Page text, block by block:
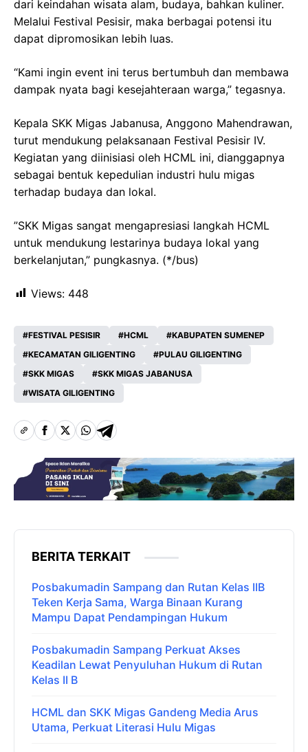
dari keindahan wisata alam, budaya, bahkan kuliner.
Melalui Festival Pesisir, maka berbagai potensi itu
dapat dipromosikan lebih luas.
“Kami ingin event ini terus bertumbuh dan membawa
dampak nyata bagi kesejahteraan warga,” tegasnya.
Kepala SKK Migas Jabanusa, Anggono Mahendrawan,
turut mendukung pelaksanaan Festival Pesisir IV.
Kegiatan yang diinisiasi oleh HCML ini, dianggapnya
sebagai bentuk kepedulian industri hulu migas
terhadap budaya dan lokal.
”SKK Migas sangat mengapresiasi langkah HCML
untuk mendukung lestarinya budaya lokal yang
berkelanjutan,” pungkasnya. (*/bus)
Views: 448
FESTIVAL PESISIR HCML
KABUPATEN SUMENEP
KECAMATAN GILIGENTING
PULAU GILIGENTING
SKK MIGAS
SKK MIGAS JABANUSA
WISATA GILIGENTING
BERITA TERKAIT
Posbakumadin Sampang dan Rutan Kelas IIB
Teken Kerja Sama, Warga Binaan Kurang
Mampu Dapat Pendampingan Hukum
Posbakumadin Sampang Perkuat Akses
Keadilan Lewat Penyuluhan Hukum di Rutan
Kelas II B
HCML dan SKK Migas Gandeng Media Arus
Utama, Perkuat Literasi Hulu Migas